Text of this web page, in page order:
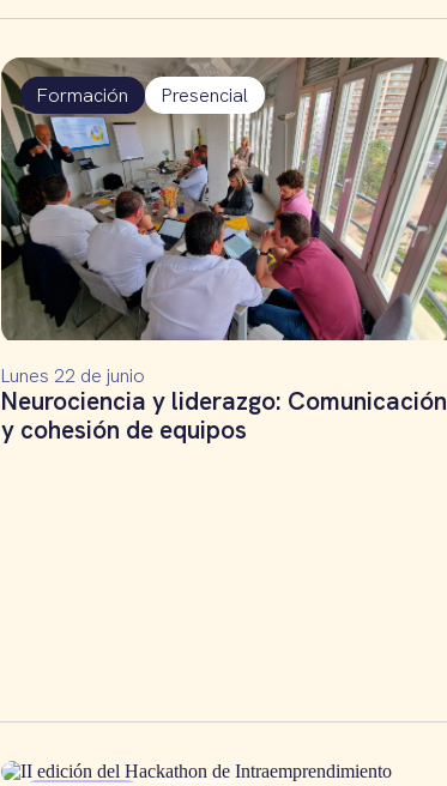
Formación Presencial
Neurociencia y liderazgo: Comunicación
y cohesión de equipos
Lunes 22 de junio